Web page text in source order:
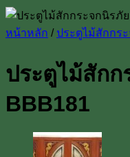
หน้าหลัก / ประตูไม้สักกร
ประตูไม้สักก
BBB181